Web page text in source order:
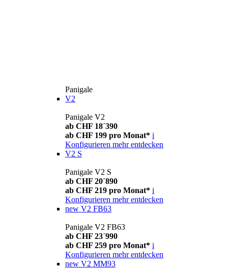
Panigale
V2
Panigale V2
ab CHF 18´390
ab CHF 199 pro Monat* i
Konfigurieren mehr entdecken
V2 S
Panigale V2 S
ab CHF 20´890
ab CHF 219 pro Monat* i
Konfigurieren mehr entdecken
new V2 FB63
Panigale V2 FB63
ab CHF 23´990
ab CHF 259 pro Monat* i
Konfigurieren mehr entdecken
new V2 MM93